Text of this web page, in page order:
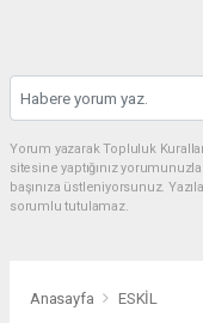
Yorum yazarak Topluluk
sitesine yaptığınız
başınıza üstleniyorsunuz.
sorumlu tutulamaz.
Anasayfa ESKİL